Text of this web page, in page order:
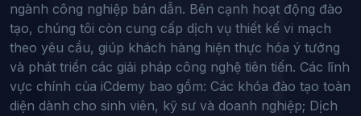
ngành công nghiệp bán dẫn. Bên cạnh hoạt động đào
tạo, chúng tôi còn cung cấp dịch vụ thiết kế vi mạch
theo yêu cầu, giúp khách hàng hiện thực hóa ý tưởng
và phát triển các giải pháp công nghệ tiên tiến. Các lĩnh
vực chính của iCdemy bao gồm: Các khóa đào tạo toàn
diện dành cho sinh viên, kỹ sư và doanh nghiệp; Dịch